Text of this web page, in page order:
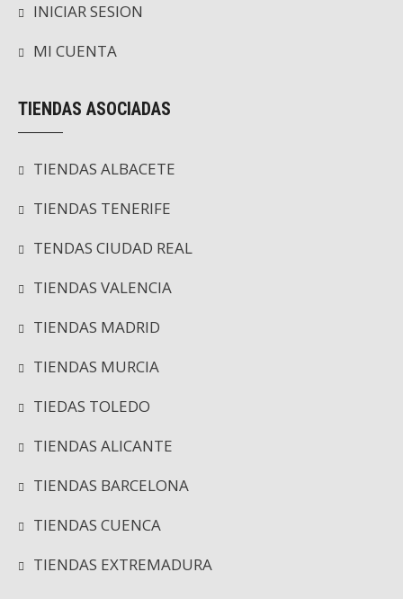
INICIAR SESION
MI CUENTA
TIENDAS ASOCIADAS
TIENDAS ALBACETE
TIENDAS TENERIFE
TENDAS CIUDAD REAL
TIENDAS VALENCIA
TIENDAS MADRID
TIENDAS MURCIA
TIEDAS TOLEDO
TIENDAS ALICANTE
TIENDAS BARCELONA
TIENDAS CUENCA
TIENDAS EXTREMADURA